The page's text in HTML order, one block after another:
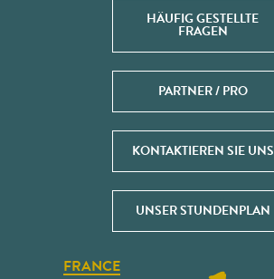
HÄUFIG GESTELLTE
FRAGEN
PARTNER / PRO
KONTAKTIEREN SIE UNS
UNSER STUNDENPLAN
FRANCE